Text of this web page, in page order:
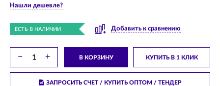
Нашли дешевле?
ЕСТЬ В НАЛИЧИИ Добавить к сравнению
− + В КОРЗИНУ КУПИТЬ В 1 КЛИК
ЗАПРОСИТЬ СЧЕТ / КУПИТЬ ОПТОМ/ ТЕНДЕР